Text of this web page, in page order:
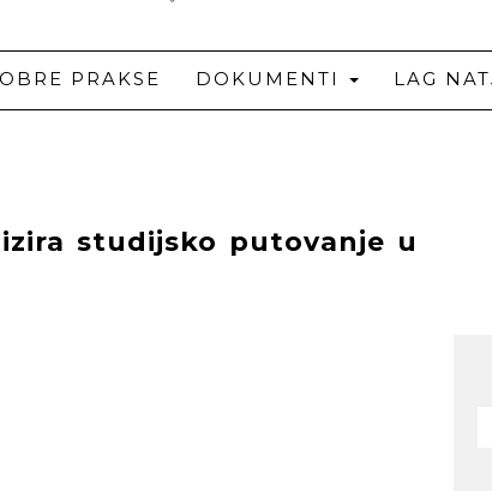
PRAKSE DOKUMENTI LAG
studijsko putovanje u